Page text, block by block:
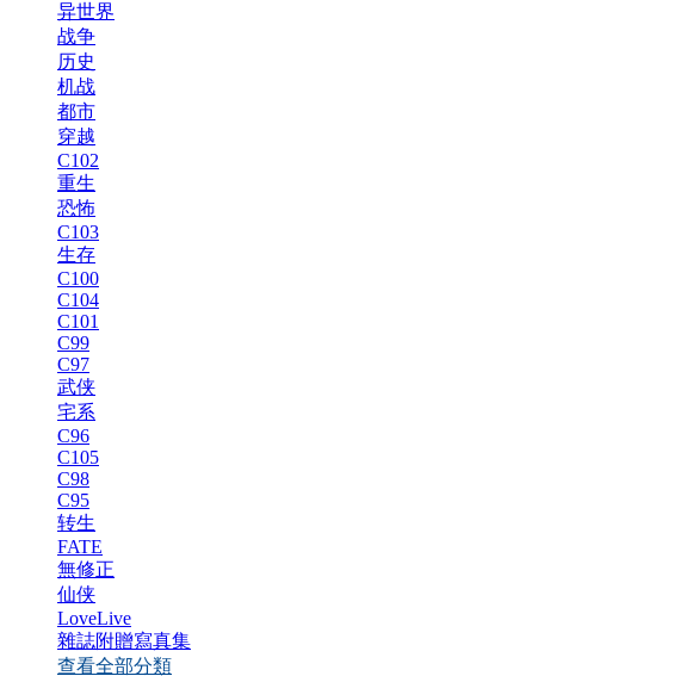
异世界
战争
历史
机战
都市
穿越
C102
重生
恐怖
C103
生存
C100
C104
C101
C99
C97
武侠
宅系
C96
C105
C98
C95
转生
FATE
無修正
仙侠
LoveLive
雜誌附贈寫真集
查看全部分類